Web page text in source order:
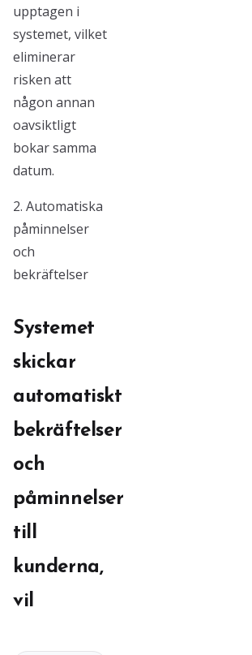
upptagen i
systemet, vilket
eliminerar
risken att
någon annan
oavsiktligt
bokar samma
datum.
2. Automatiska
påminnelser
och
bekräftelser
Systemet
skickar
automatiskt
bekräftelser
och
påminnelser
till
kunderna,
vil